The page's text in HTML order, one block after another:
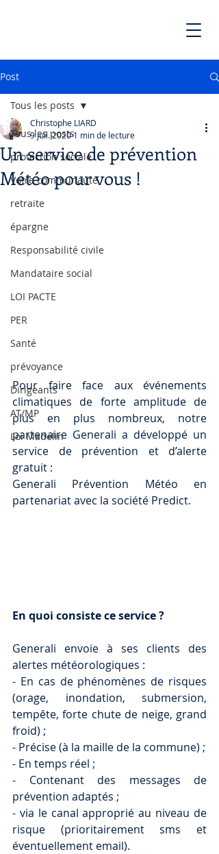
Post
Tous les posts
protection sociale
Votre communauté
retraite
épargne
Responsabilité civile
Mandataire social
LOI PACTE
PER
Santé
prévoyance
Dirigeants
AT/MP
Loi Madelin
Tous les posts
Un service de prévention
Météo pour vous !
Christophe LIARD
9 juil. 20201 min de lecture
Pour faire face aux événements
climatiques de forte amplitude de
plus en plus nombreux, notre
partenaire Generali a développé un
service de prévention et d’alerte
gratuit :
Generali Prévention Météo en
partenariat avec la société Predict.
En quoi consiste ce service ?
Generali envoie à ses clients des
alertes météorologiques :
- En cas de phénomènes de risques
(orage, inondation, submersion,
tempête, forte chute de neige, grand
froid) ;
- Précise (à la maille de la commune) ;
- En temps réel ;
- Contenant des messages de
prévention adaptés ;
- via le canal approprié au niveau de
risque (prioritairement sms et
éventuellement email).